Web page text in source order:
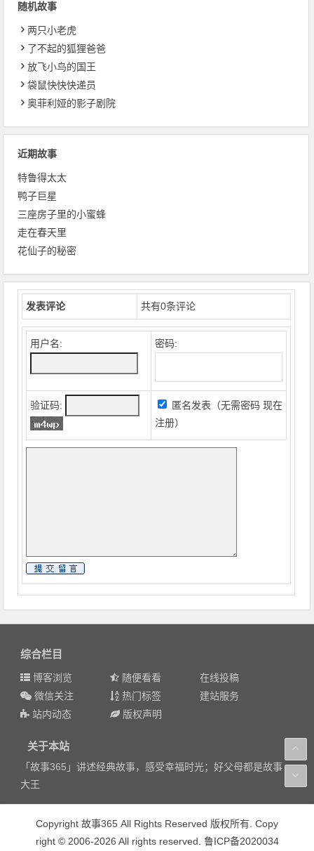
随机故事
两只小老虎
了不起的狐狸爸爸
放飞小鸟的国王
袋鼠快快快递员
奥菲利娅的影子剧院
近期故事
特鲁得太太
鸭子巨星
三座房子里的小蜜蜂
走在春天里
花仙子的秘密
发表评论 共有0条评论
用户名: 密码:
验证码: 匿名发表（无需密码现在
注册）
综合栏目
博客浏览 随便看看
在线投稿
微信关注
热门标签
建站服务
站内动态
版权声明
关于本站
「故事365」讲述经典故事，感受幸福时光；好父母都是故事
大王
Copyright 故事365 All Rights Reserved 版权所有. Copy
right © 2006-2026 All rights reserved. 鲁ICP备2020034